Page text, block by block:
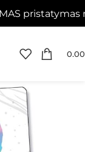
pristatymas
0.00